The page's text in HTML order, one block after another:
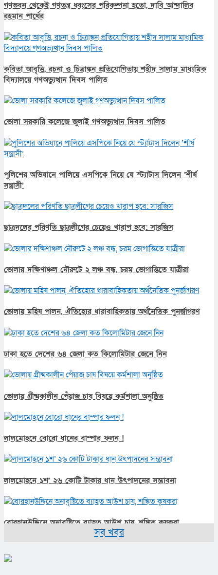
গণভবন থেকেই গণতন্ত্র ধ্বংসের পরিকল্পনা হতো, দাবি আন্দালিব
রহমান পার্থের
কবিতা আবৃত্তি, রচনা ও চিত্রাঙ্কন প্রতিযোগিতায় শহীদ সালাম মাধ্যমিক
বিদ্যালয়ে গণঅভ্যুত্থান দিবস পালিত
ভোলা সরকারি কলেজে জুলাই গণঅভ্যুত্থান দিবস পালিত
পুলিশের অভিযানে পালিয়ে এসপিকে নিয়ে যে স্ট্যাটাস দিলেন ‘শীর্ষ
সন্ত্রাসী’
ছাত্রদলের পরিণতি ছাত্রলীগের চেয়েও খারাপ হবে: সারজিস
ভোলার দক্ষিণাঞ্চল নৌরুটে ২ লঞ্চ বন্ধ, চরম ভোগান্তিতে যাত্রীরা
ভোলায় মহিষ পালন, ঐতিহ্যের ধারাবাহিকতায় অর্থনৈতিক পুনর্জাগরণ
ঢাকা হতে দেশের ৬৪ জেলা কত কিলোমিটার জেনে নিন
ভোলায় গ্রীষ্মকালীন পেঁয়াজ চাষ বিষয়ে কর্মশালা অনুষ্ঠিত
লালমোহনে বোরো ধানের বাম্পার ফলন !
লালমোহনে ১শ’ ২৬ কোটি টাকার ধান উৎপাদনের সম্ভাবনা
বোরহানউদ্দিনে অনাবৃষ্টিতে ব্যাহত আউশ চাষ, শঙ্কিত কৃষকরা
সব খবর